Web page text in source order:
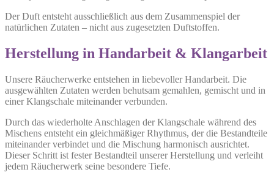
Der Duft entsteht ausschließlich aus dem Zusammenspiel der
natürlichen Zutaten – nicht aus zugesetzten Duftstoffen.
Herstellung in Handarbeit & Klangarbeit
Unsere Räucherwerke entstehen in liebevoller Handarbeit. Die
ausgewählten Zutaten werden behutsam gemahlen, gemischt und in
einer Klangschale miteinander verbunden.
Durch das wiederholte Anschlagen der Klangschale während des
Mischens entsteht ein gleichmäßiger Rhythmus, der die Bestandteile
miteinander verbindet und die Mischung harmonisch ausrichtet.
Dieser Schritt ist fester Bestandteil unserer Herstellung und verleiht
jedem Räucherwerk seine besondere Tiefe.